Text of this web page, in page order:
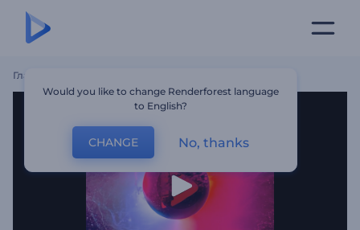
Главная
Would you like to change Renderforest language
to English?
CHANGE No, thanks